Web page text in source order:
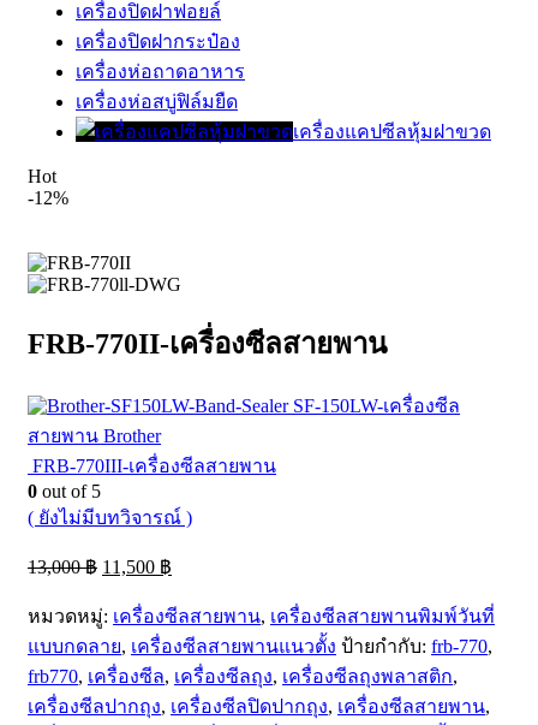
เครื่องปิดฝาฟอยล์
เครื่องปิดฝากระป๋อง
เครื่องห่อถาดอาหาร
เครื่องห่อสบู่ฟิล์มยืด
เครื่องแคปซีลหุ้มฝาขวด
Hot
-12%
FRB-770II-เครื่องซีลสายพาน
SF-150LW-เครื่องซีล
สายพาน Brother
FRB-770III-เครื่องซีลสายพาน
0 out of 5
( ยังไม่มีบทวิจารณ์ )
13,000฿ 11,500 ฿
หมวดหมู่: เครื่องซีลสายพาน, เครื่องซีลสายพานพิมพ์วันที่
แบบกดลาย, เครื่องซีลสายพานแนวตั้ง ป้ายกำกับ: frb-770,
frb770, เครื่องซีล, เครื่องซีลถุง, เครื่องซีลถุงพลาสติก,
เครื่องซีลปากถุง, เครื่องซีลปิดปากถุง, เครื่องซีลสายพาน,